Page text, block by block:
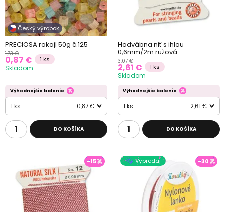
Český výrobok
PRECIOSA rokajl 50g č.125
1,73 €
0,87 € 1 ks
Skladom
Výhodnejšie balenie
1 ks 0,87 €
DO KOŠÍKA
Hodvábna niť s ihlou
0,6mm/2m ružová
3,07 €
2,61 € 1 ks
Skladom
Výhodnejšie balenie
1 ks 2,61 €
DO KOŠÍKA
-15 Výpredaj -30